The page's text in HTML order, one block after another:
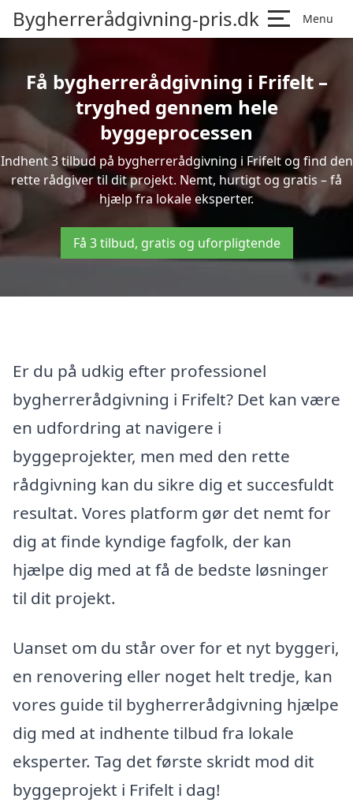
Bygherrerådgivning-pris.dk Menu
Få bygherrerådgivning i Frifelt –
tryghed gennem hele
byggeprocessen
Indhent 3 tilbud på bygherrerådgivning i Frifelt og find den
rette rådgiver til dit projekt. Nemt, hurtigt og gratis – få
hjælp fra lokale eksperter.
Få 3 tilbud, gratis og uforpligtende
Er du på udkig efter professionel
bygherrerådgivning i Frifelt? Det kan være
en udfordring at navigere i
byggeprojekter, men med den rette
rådgivning kan du sikre dig et succesfuldt
resultat. Vores platform gør det nemt for
dig at finde kyndige fagfolk, der kan
hjælpe dig med at få de bedste løsninger
til dit projekt.
Uanset om du står over for et nyt byggeri,
en renovering eller noget helt tredje, kan
vores guide til bygherrerådgivning hjælpe
dig med at indhente tilbud fra lokale
eksperter. Tag det første skridt mod dit
byggeprojekt i Frifelt i dag!